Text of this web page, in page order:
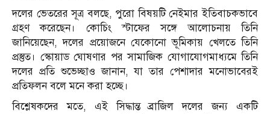
দলের ভেতরের সূত্র বলছে, পুরো বিষয়টি নেইমার ইতিবাচকভাবে
গ্রহণ করেছেন। কোচিং স্টাফের সঙ্গে আলোচনায় তিনি
জানিয়েছেন, দলের প্রয়োজনে যেকোনো ভূমিকায় খেলতে তিনি
প্রস্তুত। স্কোয়াড ঘোষণার পর সামাজিক যোগাযোগমাধ্যমে তিনি
দলের প্রতি শুভেচ্ছাও জানান, যা তার পেশাদার মনোভাবেরই
প্রতিফলন বলে মনে করা হচ্ছে।
বিশ্লেষকদের মতে, এই সিদ্ধান্ত ব্রাজিল দলের জন্য একটি